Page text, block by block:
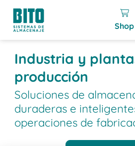
Shop
Industria y
producción
Soluciones de
duraderas e
operaciones de